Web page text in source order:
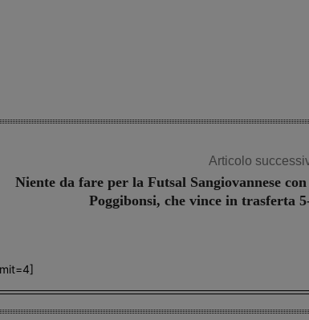
Articolo
Niente da fare per la Futsal Sangiovannese
Poggibonsi, che vince in trasferta